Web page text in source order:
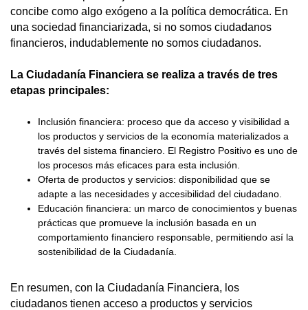
concibe como algo exógeno a la política democrática. En
una sociedad financiarizada, si no somos ciudadanos
financieros, indudablemente no somos ciudadanos.
La Ciudadanía Financiera se realiza a través de tres
etapas principales:
Inclusión financiera: proceso que da acceso y visibilidad a
los productos y servicios de la economía materializados a
través del sistema financiero. El Registro Positivo es uno de
los procesos más eficaces para esta inclusión.
Oferta de productos y servicios: disponibilidad que se
adapte a las necesidades y accesibilidad del ciudadano.
Educación financiera: un marco de conocimientos y buenas
prácticas que promueve la inclusión basada en un
comportamiento financiero responsable, permitiendo así la
sostenibilidad de la Ciudadanía.
En resumen, con la Ciudadanía Financiera, los
ciudadanos tienen acceso a productos y servicios